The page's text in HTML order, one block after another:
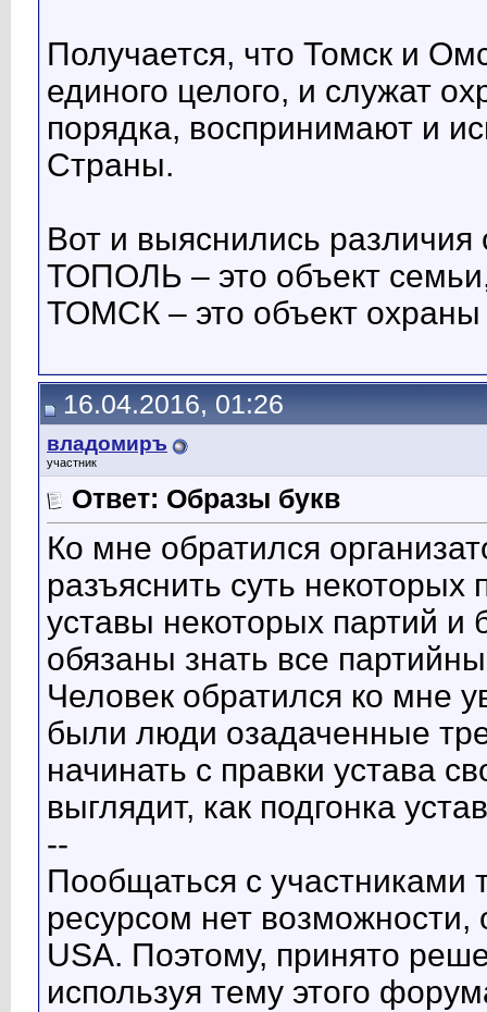
Получается, что Томск и
единого целого, и служат
порядка, воспринимают и
Страны.
Вот и выяснились
ТОПОЛЬ – это объект
ТОМСК – это объект
16.04.2016, 01:26
владомиръ
участник
Ответ: Образы букв
Ко мне обратился
разъяснить суть
уставы некоторых партий и
обязаны знать все
Человек обратился ко мне
были люди озадаченные
начинать с правки устава
выглядит, как подгонка
--
Пообщаться с участниками
ресурсом нет
USА. Поэтому, принято
используя тему этого